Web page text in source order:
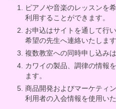
ピアノや音楽のレッスンを
利用することができます。
お申込はサイトを通して行
希望の先生へ連絡いたします
複数教室への同時申し込み
カワイの製品、調律の情報
ます。
商品開発およびマーケティ
利用者の入会情報を使用いた